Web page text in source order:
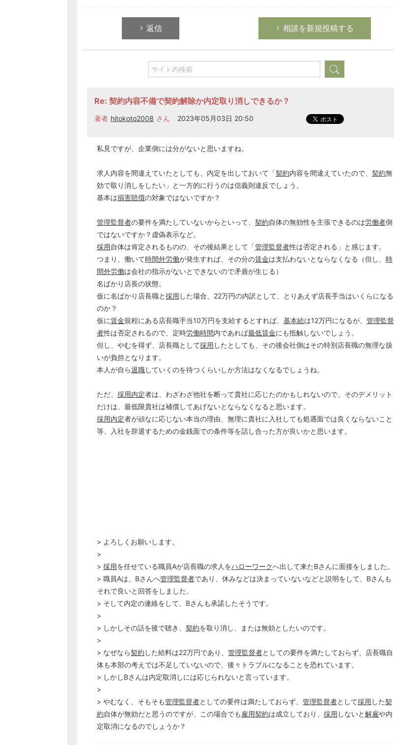
返信 相談を新規投稿する
Re: 契約内容不備で契約解除か内定取り消しできるか？
著者 hitokoto2008 さん 2023年05月03日 20:50
私見ですが、企業側には分がないと思いますね。
求人内容を間違えていたとしても、内定を出しておいて「契約内容を間違えていたので、 契約無
効で取り消しをしたい」と一方的に行うのは信義則違反でしょう。
基本は損害賠償の対象ではないですか？
管理監督者の要件を満たしていないからといって、 契約自体の無効性を主張できるのは労働者側
ではないですか？虚偽表示など。
採用自体は肯定されるものの、その後結果として「管理監督者性は否定される」と感じます。
つまり、働いて時間外労働が発生すれば、その分の賃金は支払わないとならなくなる（但し、 時
間外労働は会社の指示がないとできないので矛盾が生じる）
名ばかり店長の状態。
仮に名ばかり店長職と採用 した場合、22万円の内訳として、とりあえず店長手当はいくらになる
のか？
仮に賃金規程にある店長職手当10万円を支給するとすれば、 基本給は12万円になるが、 管理監督
者性は否定されるので、定時労働時間内であれば最低賃金にも抵触しないでしょう。
但し、やむを得ず、店長職として採用 したとしても、その後会社側はその特別店長職の無理な扱
いが負担となります。
本人が自ら退職していくのを待つくらいしか方法はなくなるでしょうね。
ただ、 採用内定者は、わざわざ他社を断って貴社に応じたのかもしれないので、そのデメリット
だけは、最低限貴社は補償してあげないとならなくなると思います。
採用内定者が頑なに応じない本当の理由、無理に貴社に入社しても処遇面では良くならないこと
等、入社を辞退するための金銭面での条件等を話し合った方が良いかと思います。
> よろしくお願いします。
>
> 採用を任せている職員Aが店長職の求人をハローワークへ出して来たBさんに面接をしました。
> 職員Aは、Bさんへ管理監督者であり、休みなどは決まっていないなどと説明をして、Bさんも
それで良いと回答をしました。
> そして内定の連絡をして、Bさんも承諾したそうです。
>
> しかしその話を後で聴き、 契約を取り消し、または無効としたいのです。
>
> なぜなら契約 した給料は22万円であり、 管理監督者としての要件を満たしておらず、店長職自
体も本部の考えでは不足していないので、後々トラブルになることを恐れています。
> しかしBさんは内定取消しには応じられないと言っています。
>
> やむなく、そもそも管理監督者としての要件は満たしておらず、 管理監督者として採用 した契
約自体が無効だと思うのですが、この場合でも 雇用契約は成立しており、 採用 しないと解雇や内
定取消になるのでしょうか？
次へ